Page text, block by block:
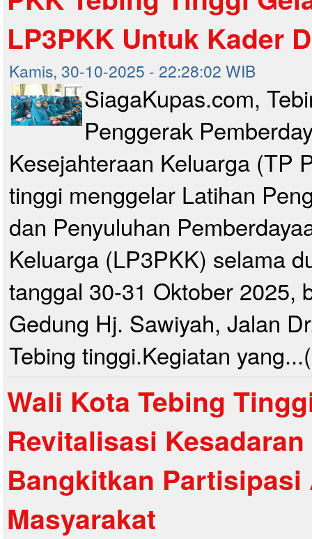
LP3PKK Untuk Kader
Kamis, 30-10-2025 - 22:28:02 WIB
SiagaKupas.com,
Penggerak
Kesejahteraan Keluarga (TP
tinggi menggelar Latihan
dan Penyuluhan
Keluarga (LP3PKK) selama
tanggal 30-31 Oktober 2025,
Gedung Hj. Sawiyah, Jalan
Tebing tinggi.Kegiatan
Wali Kota Tebing
Revitalisasi
Bangkitkan Partisipasi
Masyarakat